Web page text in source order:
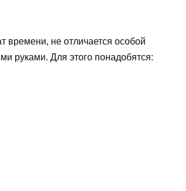
времени, не отличается особой
руками. Для этого понадобятся: